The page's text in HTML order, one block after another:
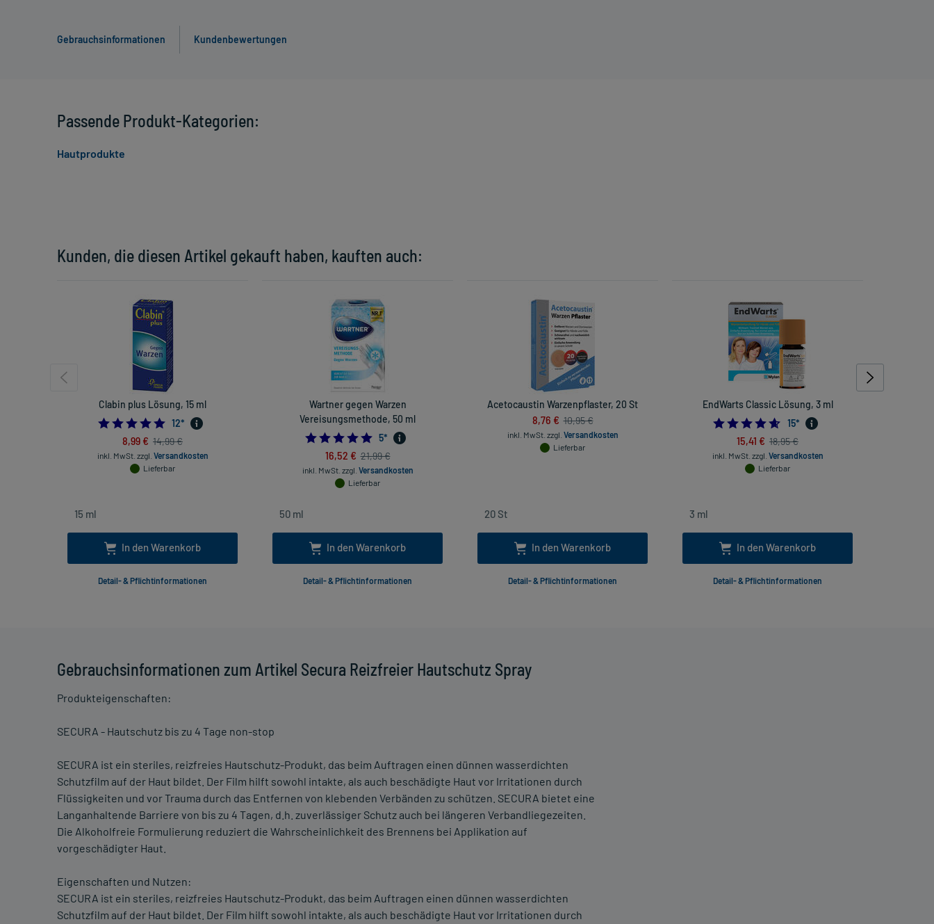
Gebrauchsinformationen Kundenbewertungen
Gebrauchsinformationen zum Artikel Secura Reizfreier Hautschutz Spray
Produkteigenschaften:
SECURA - Hautschutz bis zu 4 Tage non-stop
SECURA ist ein steriles, reizfreies Hautschutz-Produkt, das beim Auftragen einen dünnen wasserdichten
Schutzfilm auf der Haut bildet. Der Film hilft sowohl intakte, als auch beschädigte Haut vor Irritationen durch
Flüssigkeiten und vor Trauma durch das Entfernen von klebenden Verbänden zu schützen. SECURA bietet eine
Langanhaltende Barriere von bis zu 4 Tagen, d.h. zuverlässiger Schutz auch bei längeren Verbandliegezeiten.
Die Alkoholfreie Formulierung reduziert die Wahrscheinlichkeit des Brennens bei Applikation auf
vorgeschädigter Haut.
Eigenschaften und Nutzen:
SECURA ist ein steriles, reizfreies Hautschutz-Produkt, das beim Auftragen einen dünnen wasserdichten
Schutzfilm auf der Haut bildet. Der Film hilft sowohl intakte, als auch beschädigte Haut vor Irritationen durch
Kunden, die diesen Artikel gekauft haben, kauften auch:
Clabin plus Lösung, 15 ml
4.833333333333333
12*
8,99 € 14,99 €
inkl. MwSt. zzgl. Versandkosten
Lieferbar
In den Warenkorb
Detail- & Pflichtinformationen
Wartner gegen Warzen
Vereisungsmethode, 50 ml
5.0
5*
16,52 € 21,99 €
inkl. MwSt. zzgl. Versandkosten
Lieferbar
In den Warenkorb
Detail- & Pflichtinformationen
Acetocaustin Warzenpflaster, 20 St
8,76 € 10,95 €
inkl. MwSt. zzgl. Versandkosten
Lieferbar
In den Warenkorb
Detail- & Pflichtinformationen
EndWarts Classic Lösung, 3 ml
4.6
15*
15,41 € 18,95 €
inkl. MwSt. zzgl. Versandkosten
Lieferbar
In den Warenkorb
Detail- & Pflichtinformationen
Passende Produkt-Kategorien:
Hautprodukte